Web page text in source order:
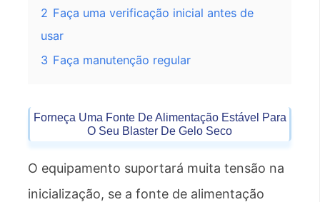
2 Faça uma verificação inicial antes de
usar
3 Faça manutenção regular
Forneça Uma Fonte De Alimentação Estável Para
O Seu Blaster De Gelo Seco
O equipamento suportará muita tensão na
inicialização, se a fonte de alimentação